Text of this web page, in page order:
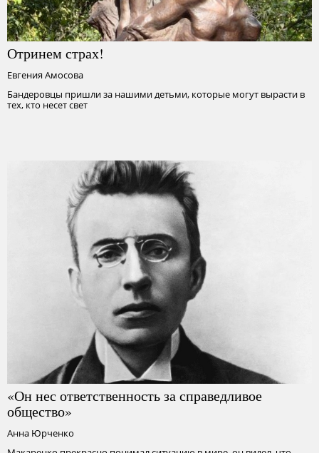
Отринем страх!
Евгения Амосова
Бандеровцы пришли за нашими детьми, которые могут вырасти в
тех, кто несет свет
«Он нес ответственность за справедливое
общество»
Анна Юрченко